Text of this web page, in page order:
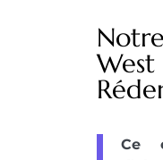
Ce